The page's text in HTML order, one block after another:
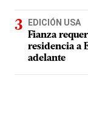
EDICIÓN USA
Fianza
residencia a
adelante